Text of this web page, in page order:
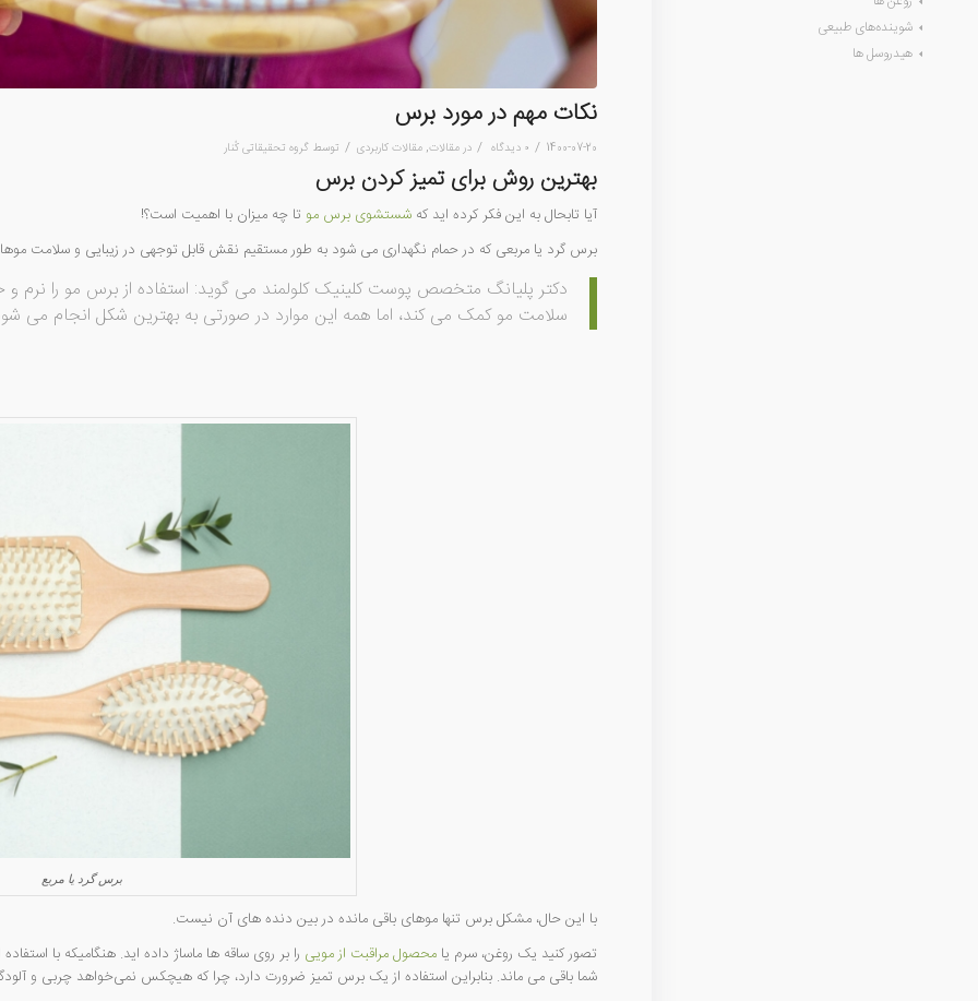
نکات مهم در مورد برس
1400-07-20
/ ۰ دیدگاه / در مقالات, مقالات کاربردی / توسط گروه تحقیقاتی کُنار
بهترین روش برای تمیز کردن برس
آیا تابحال به این فکر کرده اید که شستشوی برس مو تا چه میزان با اهمیت است؟!
برس گرد یا مربعی که در حمام نگهداری می شود به طور مستقیم نقش قابل توجهی در زیبایی و سلامت موها
دکتر پلیانگ متخصص پوست کلینیک کلولمند می گوید: استفاده از برس مو را
سلامت مو کمک می کند، اما همه این موارد در صورتی به بهترین شکل انجام می
برس گرد یا مربع
با این حال، مشکل برس تنها موهای باقی مانده در بین دنده های آن نیست.
تصور کنید یک روغن، سرم یا محصول مراقبت از مویی را بر روی ساقه ها ماساژ داده اید. هنگامیکه با
شما باقی می ماند. بنابراین استفاده از یک برس تمیز ضرورت دارد، چرا که هیچکس نمی‌خواهد چربی و
شوینده‌های طبیعی
هیدروسل ها